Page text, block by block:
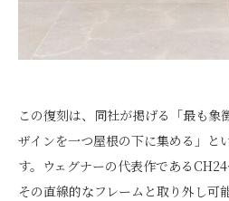
この復刻は、同社が掲げる「最も象
ザインを一つ屋根の下に集める」と
す。ウェグナーの代表作である
その直線的なフレームと取り外し可